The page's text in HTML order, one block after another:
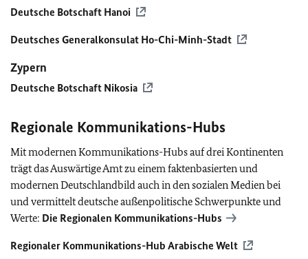
Deutsche Botschaft Hanoi
Deutsches Generalkonsulat Ho-Chi-Minh-Stadt
Zypern
Deutsche Botschaft Nikosia
Regionale Kommunikations-Hubs
Mit modernen Kommunikations-Hubs auf drei Kontinenten
trägt das Auswärtige Amt zu einem faktenbasierten und
modernen Deutschlandbild auch in den sozialen Medien bei
und vermittelt deutsche außenpolitische Schwerpunkte und
Werte: Die Regionalen Kommunikations-Hubs
Regionaler Kommunikations-Hub Arabische Welt